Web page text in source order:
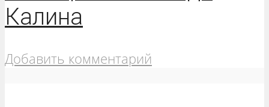
Калина
Добавить комментарий